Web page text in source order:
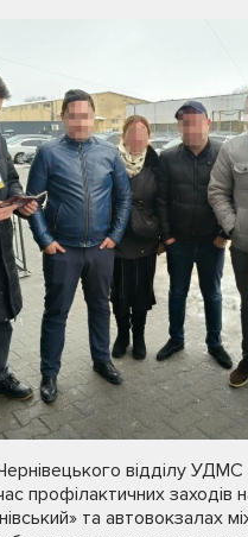
відділу УДМС
профілактичних заходів
та автовокзалах